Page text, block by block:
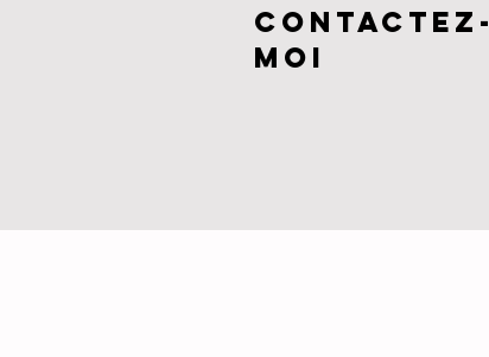
CONTACTEZ-
MOI